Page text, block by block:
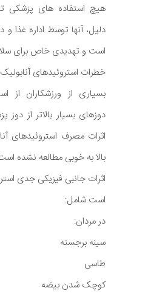
هیچ استفاده های پزشکی
است و تهدیدی خاص برای
خطرات استروئیدهای آنابولیک
بسیاری از ورزشکاران از
دوزهای بسیار بالاتر از
اثرات مصرف استروئیدهای
بالا به خوبی مطالعه نشده
اثرات جانبی فیزیکی جدی
است شامل:
در مردان:
سینه برجسته
طاسی
کوچک شدن بیضه